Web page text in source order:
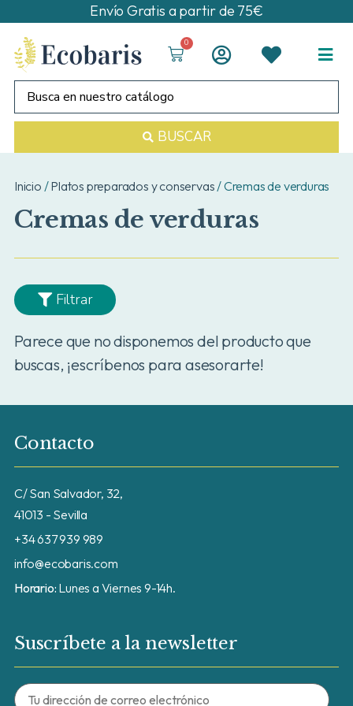
Envío Gratis a partir de 75€
0
BUSCAR
Inicio /Platos preparados y conservas/ Cremas de verduras
Cremas de verduras
Filtrar
Parece que no disponemos del producto que
buscas, ¡escríbenos para asesorarte!
Contacto
C/ San Salvador, 32,
41013 - Sevilla
+34 637 939 989
info@ecobaris.com
Horario: Lunes a Viernes 9-14h.
Suscríbete a la newsletter